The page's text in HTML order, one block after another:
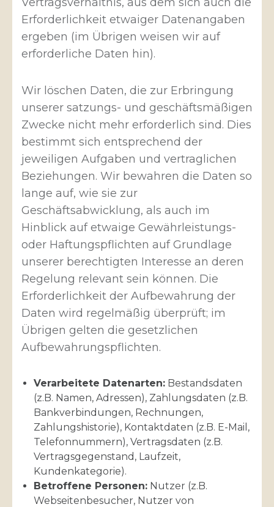
Erforderlichkeit etwaiger Datenangaben
ergeben (im Übrigen weisen wir auf
erforderliche Daten hin).
Wir löschen Daten, die zur Erbringung
unserer satzungs- und geschäftsmäßigen
Zwecke nicht mehr erforderlich sind. Dies
bestimmt sich entsprechend der
jeweiligen Aufgaben und vertraglichen
Beziehungen. Wir bewahren die Daten so
lange auf, wie sie zur
Geschäftsabwicklung, als auch im
Hinblick auf etwaige Gewährleistungs-
oder Haftungspflichten auf Grundlage
unserer berechtigten Interesse an deren
Regelung relevant sein können. Die
Erforderlichkeit der Aufbewahrung der
Daten wird regelmäßig überprüft; im
Übrigen gelten die gesetzlichen
Aufbewahrungspflichten.
Verarbeitete Datenarten: Bestandsdaten
(z.B. Namen, Adressen), Zahlungsdaten (z.B.
Bankverbindungen, Rechnungen,
Zahlungshistorie), Kontaktdaten (z.B. E-Mail,
Telefonnummern), Vertragsdaten (z.B.
Vertragsgegenstand, Laufzeit,
Kundenkategorie).
Betroffene Personen: Nutzer (z.B.
Webseitenbesucher, Nutzer von